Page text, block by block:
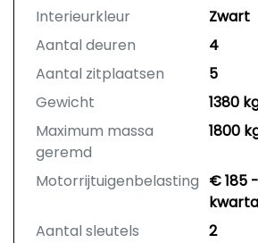
Interieurkleur
Zwart
Aantal deuren
4
Aantal zitplaatsen
5
Gewicht
1380
Maximum massa
geremd
1800
Motorrijtuigenbelasting € 185
Aantal sleutels
2